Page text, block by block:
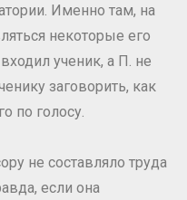
Именно там, на
некоторые его
ученик, а П. не
заговорить, как
по голосу.
не составляло труда
если она